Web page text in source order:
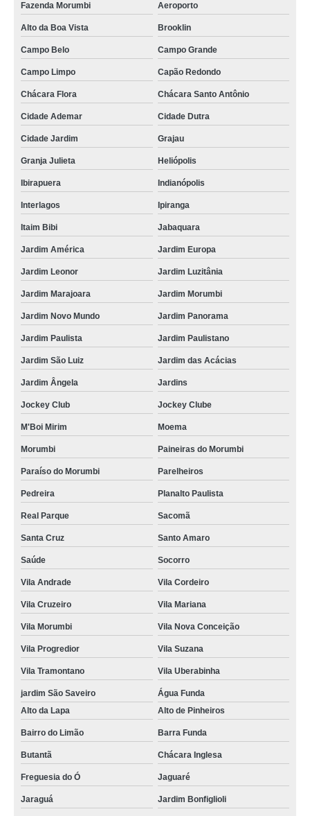
Fazenda Morumbi Aeroporto
Alto da Boa Vista Brooklin
Campo Belo Campo Grande
Campo Limpo Capão Redondo
Chácara Flora Chácara Santo Antônio
Cidade Ademar Cidade Dutra
Cidade Jardim Grajau
Granja Julieta Heliópolis
Ibirapuera Indianópolis
Interlagos Ipiranga
Itaim Bibi Jabaquara
Jardim América Jardim Europa
Jardim Leonor Jardim Luzitânia
Jardim Marajoara Jardim Morumbi
Jardim Novo Mundo Jardim Panorama
Jardim Paulista Jardim Paulistano
Jardim São Luiz Jardim das Acácias
Jardim Ângela Jardins
Jockey Club Jockey Clube
M'Boi Mirim Moema
Morumbi Paineiras do Morumbi
Paraíso do Morumbi Parelheiros
Pedreira Planalto Paulista
Real Parque Sacomã
Santa Cruz Santo Amaro
Saúde Socorro
Vila Andrade Vila Cordeiro
Vila Cruzeiro Vila Mariana
Vila Morumbi Vila Nova Conceição
Vila Progredior Vila Suzana
Vila Tramontano Vila Uberabinha
jardim São Saveiro
Água Funda
Alto da Lapa
Alto de Pinheiros
Bairro do Limão Barra Funda
Butantã Chácara Inglesa
Freguesia do Ó Jaguaré
Jaraguá Jardim Bonfiglioli